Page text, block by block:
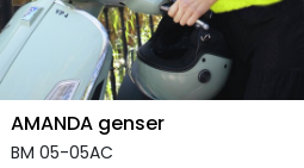
AMANDA genser
BM 05-05AC